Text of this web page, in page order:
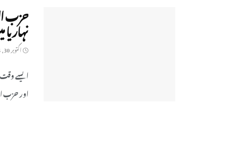
حزب
اکتوبر 30, 2024
ایسے
اور حزب